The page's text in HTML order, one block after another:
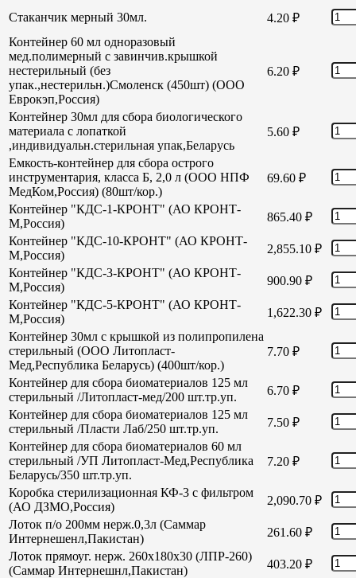
Стаканчик мерный 30мл. 4.20 ₽
Контейнер 60 мл одноразовый
мед.полимерный с завинчив.крышкой
нестерильный (без
упак.,нестерильн.)Смоленск (450шт) (ООО
Еврокэп,Россия)
6.20 ₽
Контейнер 30мл для сбора биологического
материала с лопаткой
,индивидуальн.стерильная упак,Беларусь
5.60 ₽
Емкость-контейнер для сбора острого
инструментария, класса Б, 2,0 л (ООО НПФ
МедКом,Россия) (80шт/кор.)
69.60 ₽
Контейнер "КДС-1-КРОНТ" (АО КРОНТ-
М,Россия)
865.40 ₽
Контейнер "КДС-10-КРОНТ" (АО КРОНТ-
М,Россия)
2,855.10 ₽
Контейнер "КДС-3-КРОНТ" (АО КРОНТ-
М,Россия)
900.90 ₽
Контейнер "КДС-5-КРОНТ" (АО КРОНТ-
М,Россия)
1,622.30 ₽
Контейнер 30мл с крышкой из полипропилена
стерильный (ООО Литопласт-
Мед,Республика Беларусь) (400шт/кор.)
7.70 ₽
Контейнер для сбора биоматериалов 125 мл
стерильный /Литопласт-мед/200 шт.тр.уп.
6.70 ₽
Контейнер для сбора биоматериалов 125 мл
стерильный /Пласти Лаб/250 шт.тр.уп.
7.50 ₽
Контейнер для сбора биоматериалов 60 мл
стерильный /УП Литопласт-Мед,Республика
Беларусь/350 шт.тр.уп.
7.20 ₽
Коробка стерилизационная КФ-3 с фильтром
(АО ДЗМО,Россия)
2,090.70 ₽
Лоток п/о 200мм нерж.0,3л (Саммар
Интернешенл,Пакистан)
261.60 ₽
Лоток прямоуг. нерж. 260х180х30 (ЛПР-260)
(Саммар Интернешнл,Пакистан)
403.20 ₽